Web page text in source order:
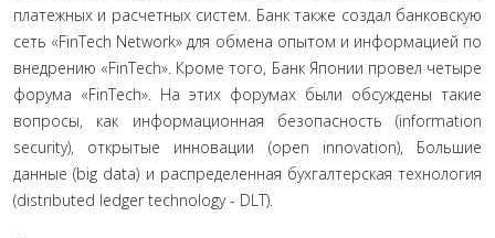
платежных и расчетных систем. Банк также создал банковскую
сеть «FinTech Network» для обмена опытом и ин­формацией по
внедрению «FinTech». Кроме того, Банк Японии провел четыре
форума «FinTech». На этих форумах были об­суждены такие
вопросы, как информационная безопасность (information
security), открытые инновации (open innovation), Большие
данные (big data) и распределенная бухгалтерская технология
(distributed ledger technology - DLT).